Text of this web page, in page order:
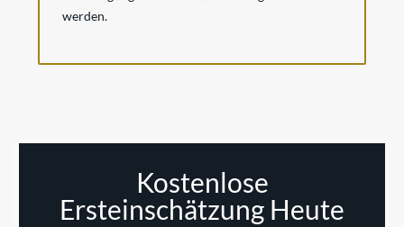
werden.
Kostenlose
Ersteinschätzung Heute